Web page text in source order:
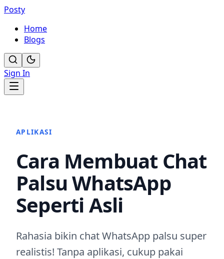
Posty
Home
Blogs
Sign In
APLIKASI
Cara Membuat Chat
Palsu WhatsApp
Seperti Asli
Rahasia bikin chat WhatsApp palsu super
realistis! Tanpa aplikasi, cukup pakai